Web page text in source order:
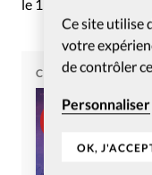
Ce site utilise
votre
de contrôler
Personnaliser
OK,
le 15e
CHRISTIANISME